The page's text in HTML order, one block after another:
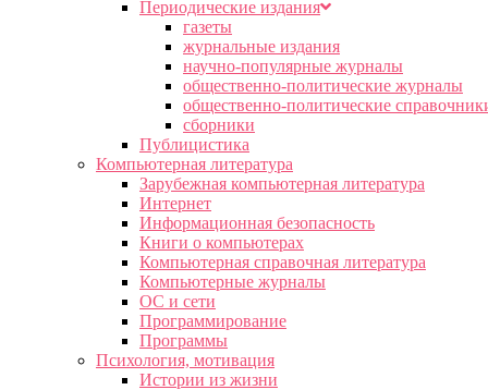
Периодические издания
газеты
журнальные издания
научно-популярные журналы
общественно-политические журналы
общественно-политические
сборники
Публицистика
Компьютерная литература
Зарубежная компьютерная литература
Интернет
Информационная безопасность
Книги о компьютерах
Компьютерная справочная литература
Компьютерные журналы
ОС и сети
Программирование
Программы
Психология, мотивация
Истории из жизни